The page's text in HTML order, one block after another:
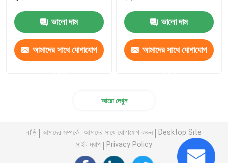
ভালো দাম
আমাদের সাথে যোগাযোগ
ভালো দাম
আমাদের সাথে যোগাযোগ
আরো দেখুন
বাড়ি আমাদের সম্পর্কে আমাদের সাথে যোগাযোগ করুন
Desktop Site
সাইট ম্যাপ
Privacy Policy